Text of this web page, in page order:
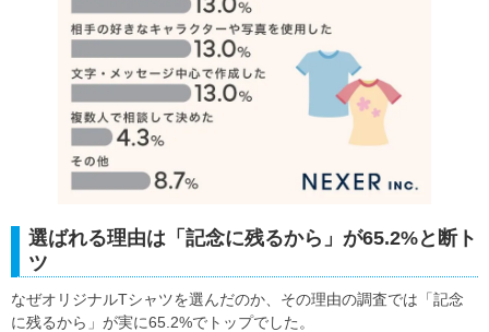
選ばれる理由は「記念に残るから」が65.2%と断ト
ツ
なぜオリジナルTシャツを選んだのか、その理由の調査では「記念
に残るから」が実に65.2%でトップでした。